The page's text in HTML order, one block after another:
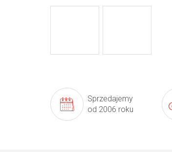
Sprzedajemy
od 2006 roku